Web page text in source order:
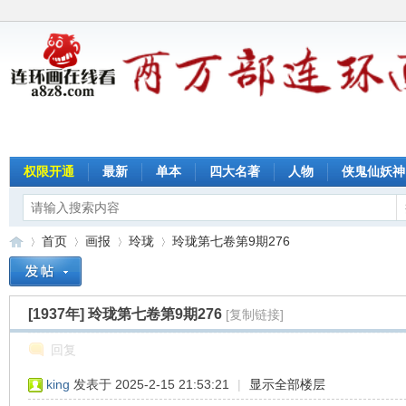
权限开通 最新 单本 四大名著 人物 侠鬼仙妖神
»
首页
›
画报
›
玲珑
›
玲珑第七卷第9期276
[1937年] 玲珑第七卷第9期276 [复制链接]
回复
king 发表于 2025-2-15 21:53:21 | 显示全部楼层